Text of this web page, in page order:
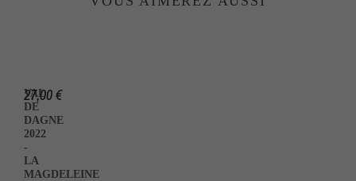
VAL
DE
DAGNE
2022
-
LA
MAGDELEINE
27,00 €